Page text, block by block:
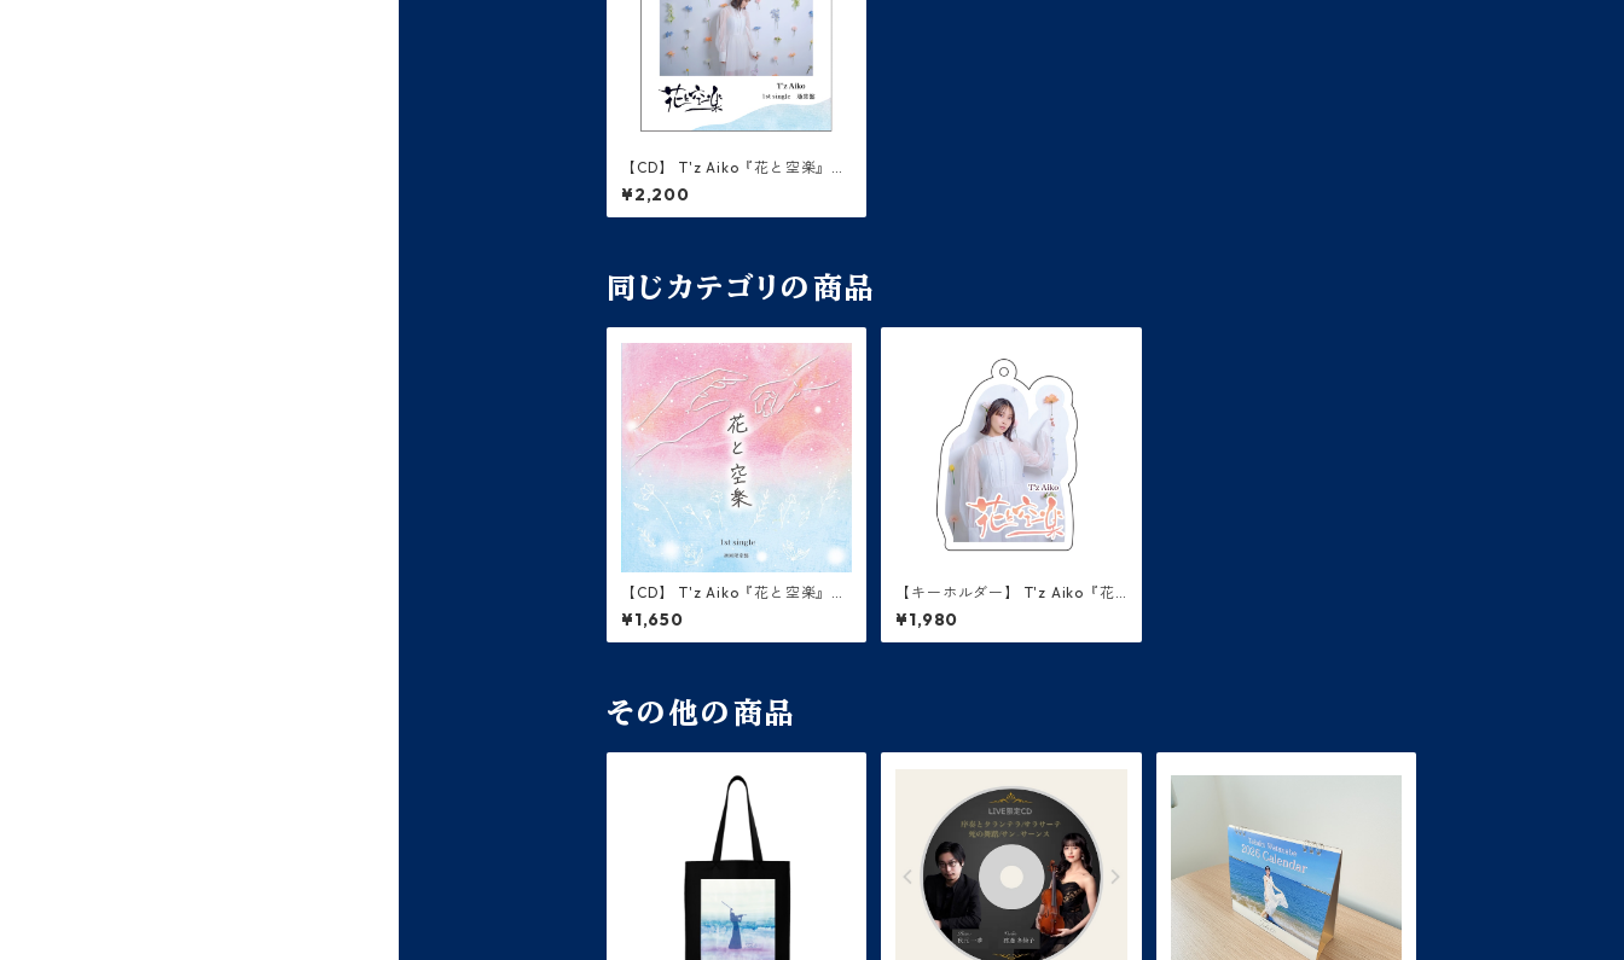
【CD】 T'z Aiko『花と空楽』通
常盤
¥2,200
同じカテゴリの商品
【CD】 T'z Aiko『花と空楽』初
回限定盤
¥1,650
【キーホルダー】 T'z Aiko『花
と空楽』アクリルキーホルダー
¥1,980
その他の商品